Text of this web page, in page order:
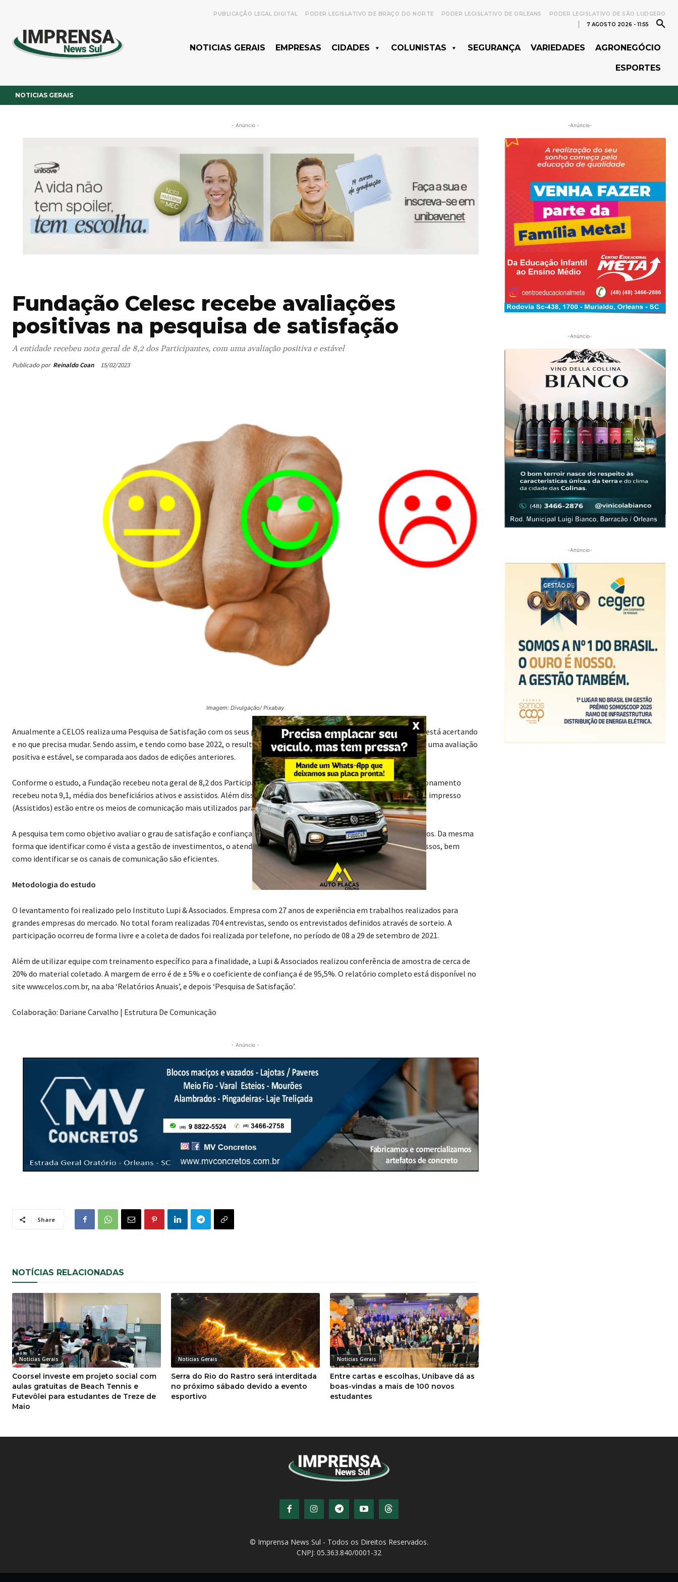
PUBLICAÇÃO LEGAL DIGITAL PODER LEGISLATIVO DE BRAÇO DO NORTE PODER LEGISLATIVO DE ORLEANS
PODER LEGISLATIVO DE SÃO LUDGERO
7 AGOSTO 2026 - 11:55
NOTICIAS GERAIS EMPRESAS CIDADES COLUNISTAS SEGURANÇA VARIEDADES AGRONEGÓCIO
ESPORTES
NOTICIAS GERAIS
- Anúncio -
Fundação Celesc recebe avaliações
positivas na pesquisa de satisfação
A entidade recebeu nota geral de 8,2 dos Participantes, com uma avaliação positiva e estável
Publicado por Reinaldo Coan 15/02/2023
Imagem: Divulgação/ Pixabay
Anualmente a CELOS realiza uma Pesquisa de Satisfação com os seus participantes, principalmente para entender onde está acertando
e no que precisa mudar. Sendo assim, e tendo como base 2022, o resultado deste ano foi extremamente satisfatório, com uma avaliação
positiva e estável, se comparada aos dados de edições anteriores.
Conforme o estudo, a Fundação recebeu nota geral de 8,2 dos Participantes, sendo que a central de atendimento e relacionamento
recebeu nota 9,1, média dos beneficiários ativos e assistidos. Além disso, o estudo identificou que o site (Ativos) e o jornal impresso
(Assistidos) estão entre os meios de comunicação mais utilizados para se manter informado sobre a Fundação.
A pesquisa tem como objetivo avaliar o grau de satisfação e confiança dos Participantes em relação aos serviços prestados. Da mesma
forma que identificar como é vista a gestão de investimentos, o atendimento, os programas da CELOS, produtos e processos, bem
como identificar se os canais de comunicação são eficientes.
Metodologia do estudo
O levantamento foi realizado pelo Instituto Lupi & Associados. Empresa com 27 anos de experiência em trabalhos realizados para
grandes empresas do mercado. No total foram realizadas 704 entrevistas, sendo os entrevistados definidos através de sorteio. A
participação ocorreu de forma livre e a coleta de dados foi realizada por telefone, no período de 08 a 29 de setembro de 2021.
Além de utilizar equipe com treinamento específico para a finalidade, a Lupi & Associados realizou conferência de amostra de cerca de
20% do material coletado. A margem de erro é de ± 5% e o coeficiente de confiança é de 95,5%. O relatório completo está disponível no
site www.celos.com.br, na aba ‘Relatórios Anuais’, e depois ‘Pesquisa de Satisfação’.
Colaboração: Dariane Carvalho | Estrutura De Comunicação
- Anúncio -
NOTÍCIAS RELACIONADAS
Noticias Gerais
Coorsel investe em projeto social com
aulas gratuitas de Beach Tennis e
Futevôlei para estudantes de Treze de
Maio
Noticias Gerais
Serra do Rio do Rastro será interditada
no próximo sábado devido a evento
esportivo
Noticias Gerais
Entre cartas e escolhas, Unibave dá as
boas-vindas a mais de 100 novos
estudantes
-Anúncio-
-Anúncio-
© Imprensa News Sul - Todos os Direitos Reservados.
CNPJ: 05.363.840/0001-32